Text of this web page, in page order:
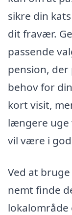
sikre din
dit fravær.
passende
pension, der
behov for
kort visit,
længere uge
vil være i
Ved at
nemt finde
lokalområde